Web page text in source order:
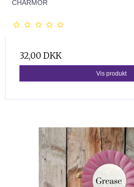
CHARMOR
32,00 DKK
Vis produkt